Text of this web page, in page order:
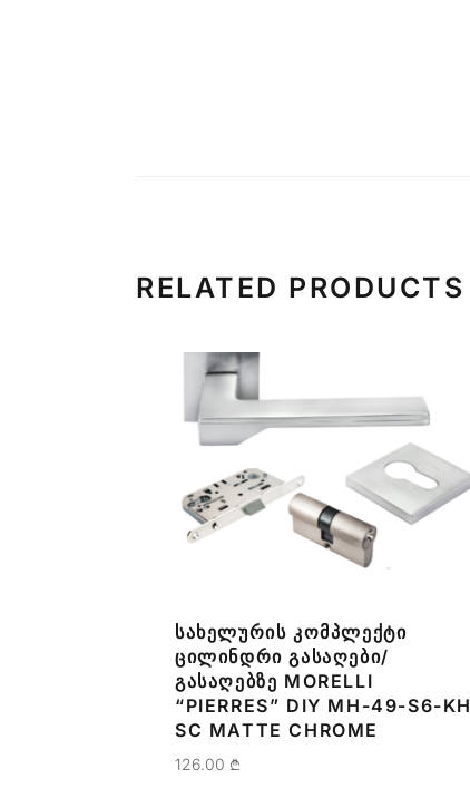
RELATED PRODUCTS
ᲡᲐᲮᲔᲚᲣᲠᲘᲡ ᲙᲝᲛᲞᲚᲔᲥᲢᲘ
ᲪᲘᲚᲘᲜᲓᲠᲘ ᲒᲐᲡᲐᲦᲔᲑᲘ/
ᲒᲐᲡᲐᲦᲔᲑᲖᲔ MORELLI
“PIERRES” DIY MH-49-S6-KH
SC MATTE CHROME
126.00 ₾